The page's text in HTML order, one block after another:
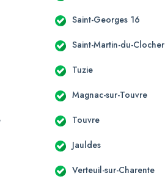
Saint-Georges 16
Saint-Martin-du-Clocher
Tuzie
Magnac-sur-Touvre
Touvre
Jauldes
Verteuil-sur-Charente